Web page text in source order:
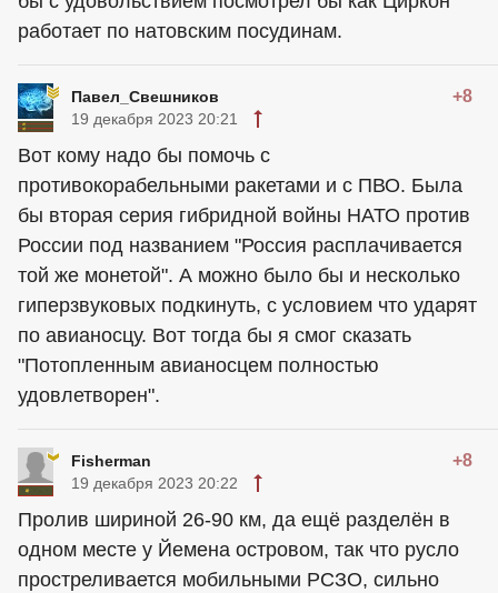
работает по натовским посудинам.
Павел_Свешников +8
19 декабря 2023 20:21
Вот кому надо бы помочь с
противокорабельными ракетами и с ПВО. Была
бы вторая серия гибридной войны НАТО против
России под названием "Россия расплачивается
той же монетой". А можно было бы и несколько
гиперзвуковых подкинуть, с условием что ударят
по авианосцу. Вот тогда бы я смог сказать
"Потопленным авианосцем полностью
удовлетворен".
Fisherman +8
19 декабря 2023 20:22
Пролив шириной 26-90 км, да ещё разделён в
одном месте у Йемена островом, так что русло
простреливается мобильными РСЗО, сильно